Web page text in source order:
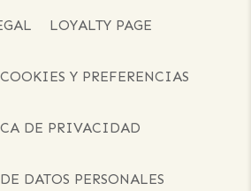
LOYALTY PAGE
Y PREFERENCIAS
DE PRIVACIDAD
DATOS PERSONALES